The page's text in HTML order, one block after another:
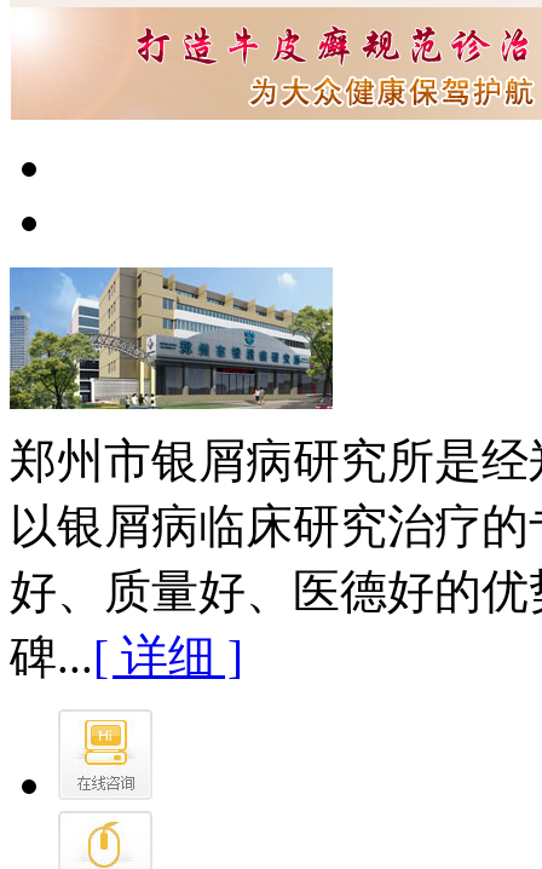
郑州市银屑病研究所是
以银屑病临床研究治疗
好、质量好、医德好的
碑...[ 详细 ]